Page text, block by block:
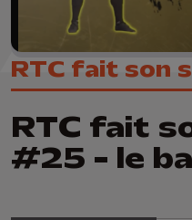
RTC fait son
RTC fait
#25 - le